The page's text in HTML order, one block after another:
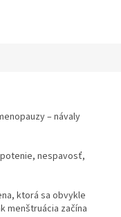
– návaly
nespavosť,
ktorá sa obvykle
menštruácia začína